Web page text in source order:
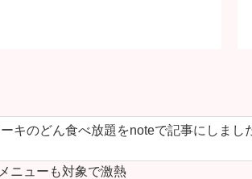
キのどん食べ放題をnoteで記事にしまし
ニューも対象で激熱